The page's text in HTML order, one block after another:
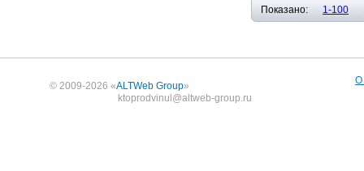
Показано: 1-100
© 2009-2026 «ALTWeb Group»
ktoprodvinul@altweb-group.ru
О